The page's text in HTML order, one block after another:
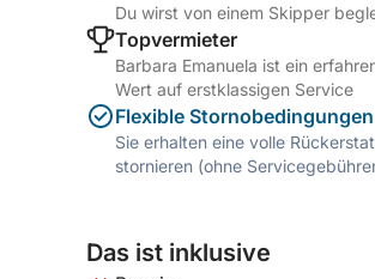
Du wirst von einem Skipper
Topvermieter
Barbara Emanuela ist ein
Wert auf erstklassigen Service
Flexible Stornobedingungen
Sie erhalten eine volle
stornieren (ohne
Das ist inklusive